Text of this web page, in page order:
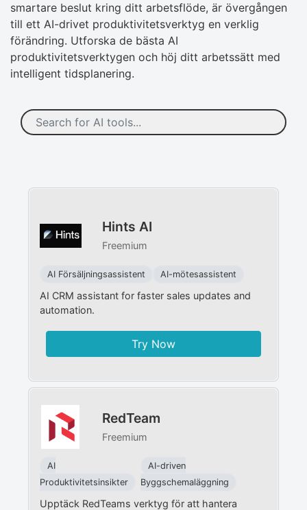
smartare beslut kring ditt arbetsflöde, är övergången
till ett AI-drivet produktivitetsverktyg en verklig
förändring. Utforska de bästa AI
produktivitetsverktygen och höj ditt arbetssätt med
intelligent tidsplanering.
Hints AI
Freemium
AI Försäljningsassistent AI-mötesassistent
AI CRM assistant for faster sales updates and
automation.
Try Now
RedTeam
Freemium
AI
Produktivitetsinsikter
AI-driven
Byggschemaläggning
Upptäck RedTeams verktyg för att hantera